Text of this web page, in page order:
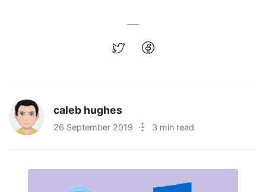
caleb hughes
26 September 2019 · 3 min read